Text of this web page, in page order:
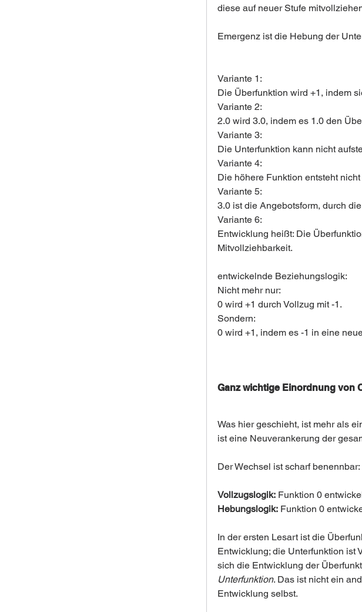
diese auf neuer Stufe
Emergenz ist die Hebung der
Variante 1:
Die Überfunktion wird +1, indem
Variante 2:
2.0 wird 3.0, indem es 1.0 den
Variante 3:
Die Unterfunktion kann nicht
Variante 4:
Die höhere Funktion entsteht
Variante 5:
3.0 ist die Angebotsform, durch
Variante 6:
Entwicklung heißt: Die
Mitvollziehbarkeit.
entwickelnde Beziehungslogik:
Nicht mehr nur:
0 wird +1 durch Vollzug mit -1.
Sondern:
0 wird +1, indem es -1 in eine
Ganz wichtige Einordnung von
Was hier geschieht, ist mehr als
ist eine Neuverankerung der
Der Wechsel ist scharf benennbar:
Vollzugslogik: Funktion 0
Hebungslogik: Funktion 0
In der ersten Lesart ist die
Entwicklung; die Unterfunktion ist
sich die Entwicklung der
Unterfunktion. Das ist nicht ein
Entwicklung selbst.